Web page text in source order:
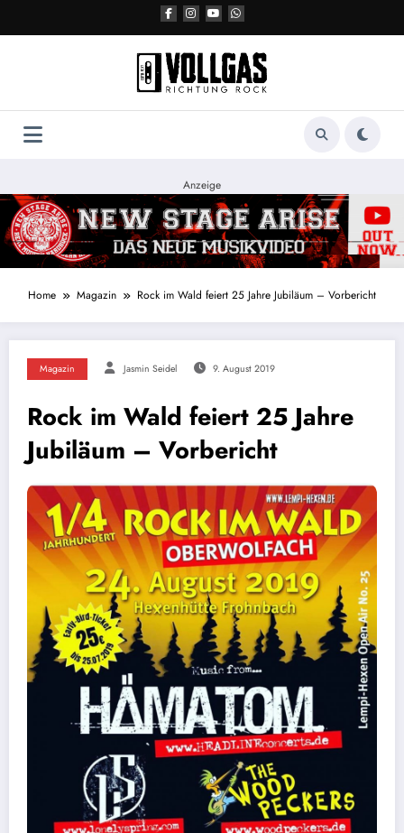
Anzeige
Home Magazin Rock im Wald feiert 25 Jahre Jubiläum – Vorbericht
Magazin Jasmin Seidel 9. August 2019
Rock im Wald feiert 25 Jahre
Jubiläum – Vorbericht